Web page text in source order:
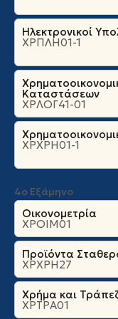
Ηλεκτρονικοί
ΧΡΠΛΗ01-1
Καταστάσεων
ΧΡΛΟΓ41-01
ΧΡΧΡΗ01-1
4ο Εξάμηνο
Οικονομετρία
ΧΡΟΙΜ01
Προϊόντα
ΧΡΧΡΗ27
Χρήμα και
ΧΡΤΡΑ01